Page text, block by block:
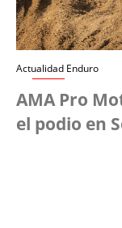
Actualidad Enduro
AMA Pro
el podio en